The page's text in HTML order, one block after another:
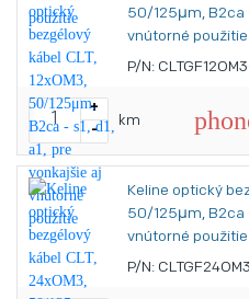
50/125μm, B2ca
vnútorné použitie
P/N:
+
-
km
Keline optický
50/125μm, B2ca
vnútorné použitie
P/N: